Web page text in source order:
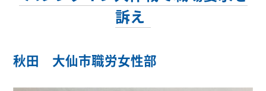
訴え
秋田 大仙市職労女性部